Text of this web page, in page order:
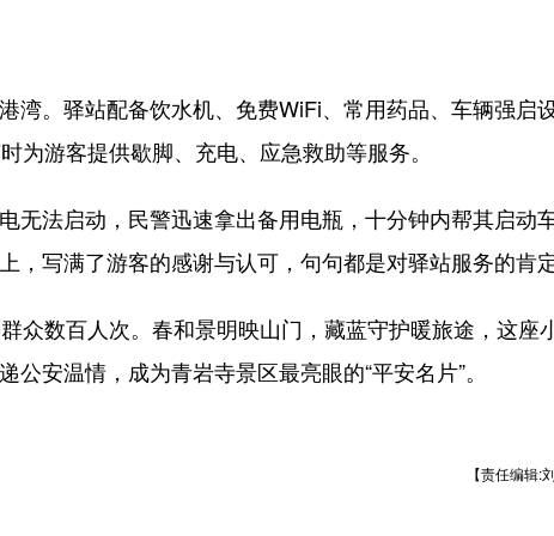
。驿站配备饮水机、免费WiFi、常用药品、车辆强启
为游客提供歇脚、充电、应急救助等服务。
法启动，民警迅速拿出备用电瓶，十分钟内帮其启动
写满了游客的感谢与认可，句句都是对驿站服务的肯定
数百人次。春和景明映山门，藏蓝守护暖旅途，这座
安温情，成为青岩寺景区最亮眼的“平安名片”。
【责任编辑: